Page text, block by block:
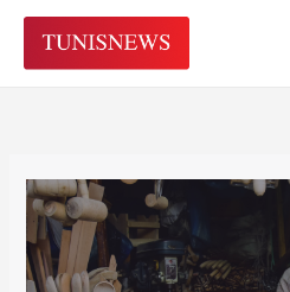
Aller
contenu